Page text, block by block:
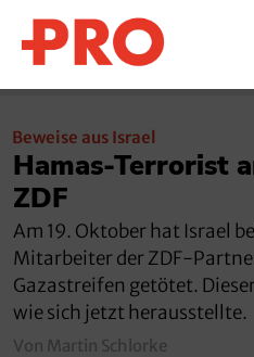
Beweise aus Israel
Hamas-Terrorist
ZDF
Am 19. Oktober hat Israel
Mitarbeiter der ZDF-
Gazastreifen getötet.
wie sich jetzt herausstellte.
Von Martin Schlorke